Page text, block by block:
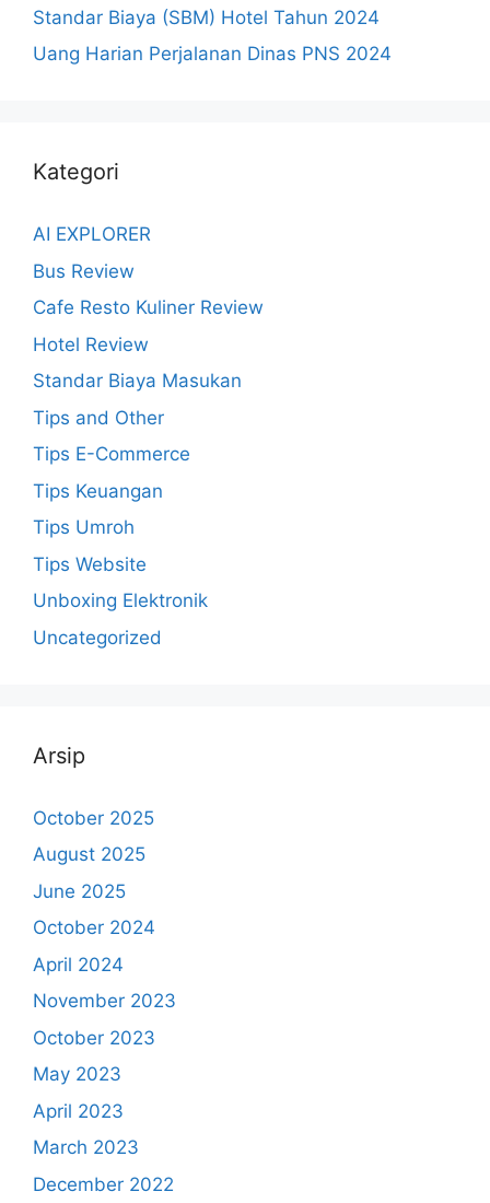
Standar Biaya (SBM) Hotel Tahun 2024
Uang Harian Perjalanan Dinas PNS 2024
Kategori
AI EXPLORER
Bus Review
Cafe Resto Kuliner Review
Hotel Review
Standar Biaya Masukan
Tips and Other
Tips E-Commerce
Tips Keuangan
Tips Umroh
Tips Website
Unboxing Elektronik
Uncategorized
Arsip
October 2025
August 2025
June 2025
October 2024
April 2024
November 2023
October 2023
May 2023
April 2023
March 2023
December 2022